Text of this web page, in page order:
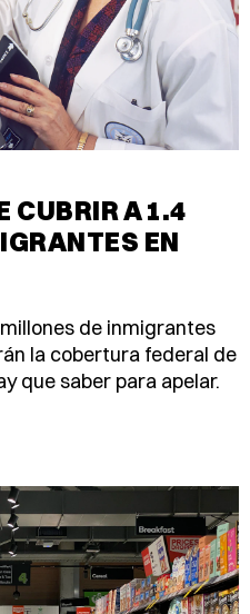
CUBRIR A 1.4
EN
de inmigrantes
la cobertura federal de
que saber para apelar.